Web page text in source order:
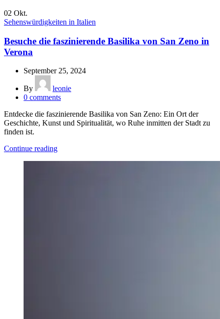
02 Okt.
Sehenswürdigkeiten in Italien
Besuche die faszinierende Basilika von San Zeno in
Verona
September 25, 2024
By
leonie
0 comments
Entdecke die faszinierende Basilika von San Zeno: Ein Ort der
Geschichte, Kunst und Spiritualität, wo Ruhe inmitten der Stadt zu
finden ist.
Continue reading